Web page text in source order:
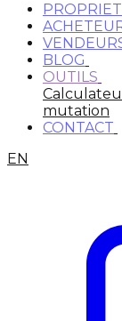
BLOG
OUTILS
mutation
CONTACT
EN